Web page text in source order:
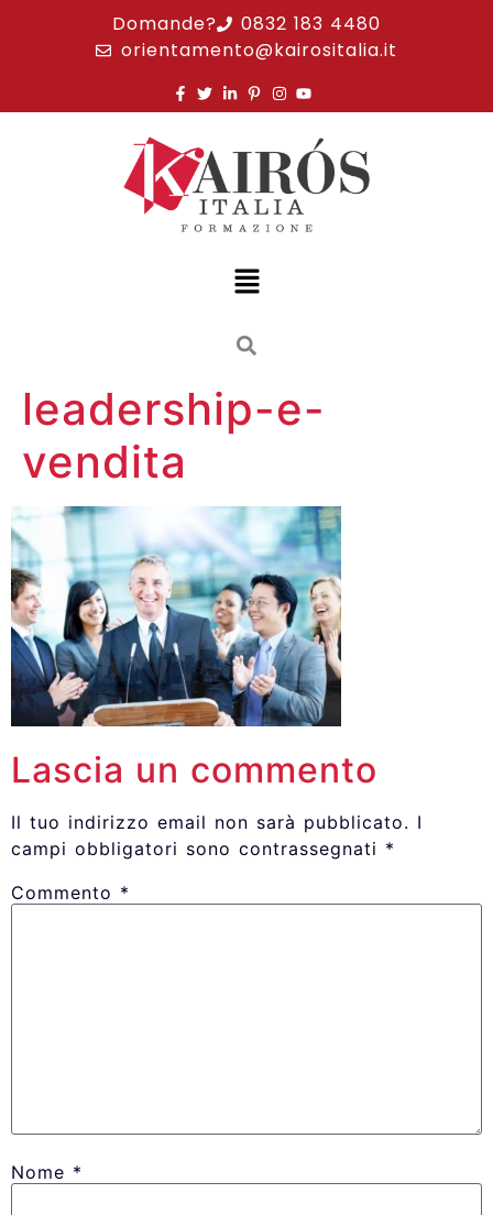
Domande?
0832 183 4480
orientamento@kairositalia.it
leadership-e-
vendita
Lascia un commento
Il tuo indirizzo email non sarà pubblicato. I
campi obbligatori sono contrassegnati *
Commento *
Nome *